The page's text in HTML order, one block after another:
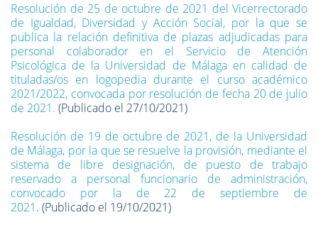
Resolución de 25 de octubre de 2021 del Vicerrectorado
de Igualdad, Diversidad y Acción Social, por la que se
publica la relación definitiva de plazas adjudicadas para
personal colaborador en el Servicio de Atención
Psicológica de la Universidad de Málaga en calidad de
tituladas/os en logopedia durante el curso académico
2021/2022, convocada por resolución de fecha 20 de julio
de 2021. (Publicado el 27/10/2021)
Resolución de 19 de octubre de 2021, de la Universidad
de Málaga, por la que se resuelve la provisión, mediante el
sistema de libre designación, de puesto de trabajo
reservado a personal funcionario de administración,
convocado por la de 22 de septiembre de
2021. (Publicado el 19/10/2021)